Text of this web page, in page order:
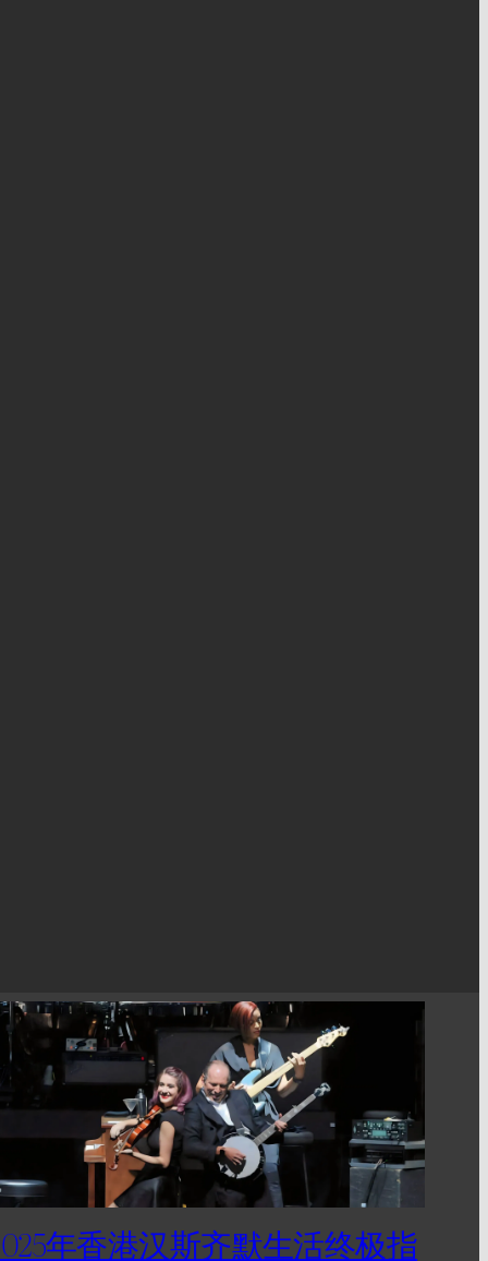
年香港汉斯齐默生活终极指